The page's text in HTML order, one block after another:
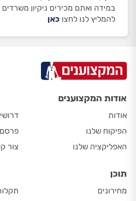
במידה ואתם מכירים ניקיון
להמליץ לנו לחצו כאן
אודות המקצוענים
אודות
הפיקוח שלנו
האפליקציה שלנו
פרסם
צור
תוכן
מחירונים